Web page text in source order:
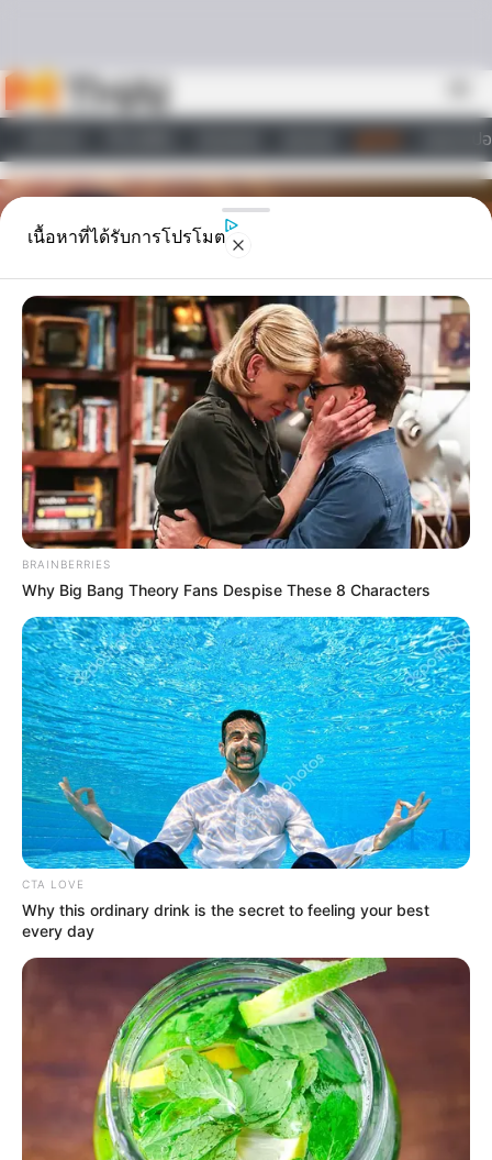
วอลเปเ
ไลฟ์สไตล์
ดูดวงรายวัน
ดูดวงรายวัน ประจำวัน
จันทร์ที่ 4 มีนาคม 2562
โดย อ.แก้วตา คุยดวง
ดูดวงรายวัน ตามวันเกิด ไม่ว่าจะเป็น ดวงการงาน ดวงการเงิน และ
ดวงความรัก ครบจบในที่เดียว เช็กดวงตอนเช้า ก่อนใคร! จะได้รับมือ
กับวันนั้นๆ ได้ทัน
Home/ดูดวงรายวัน / ดูดวงรายวัน ประจำวันจันทร์ที่ 4 มีนาคม 2562 โดย
อ.แก้วตา คุยดวง
3 มี.ค. 2019
ดูดวงรายวัน
เนื้อหาที่ได้รับการโปรโมต
BRAINBERRIES
Why Big Bang Theory Fans Despise These 8 Characters
CTA LOVE
Why this ordinary drink is the secret to feeling your best
every day